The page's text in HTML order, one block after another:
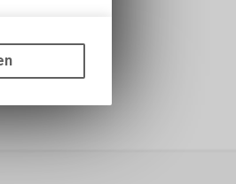
wie die
die